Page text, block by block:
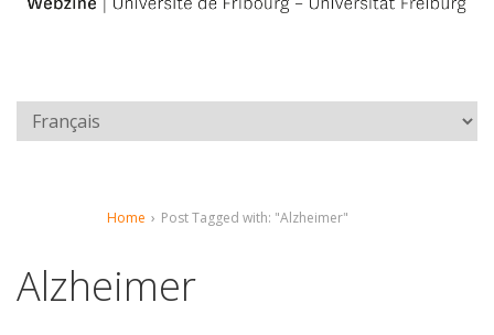
Home › Post Tagged with: "Alzheimer"
Alzheimer